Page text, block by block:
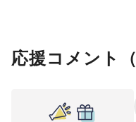
応援コメント（